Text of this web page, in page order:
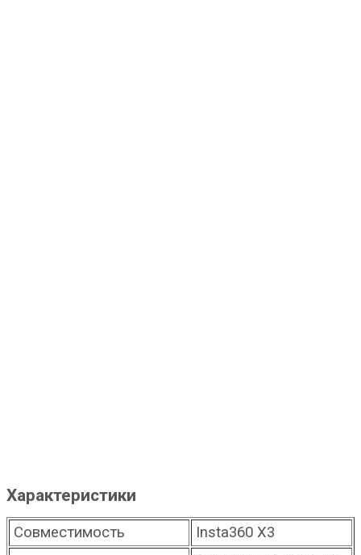
Характеристики
Совместимость Insta360 X3